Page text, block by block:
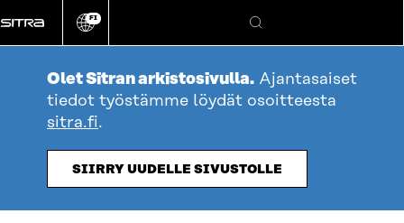
suoraan
sisältöön
Vaihda
kieli
FI
Hae
Olet Sitran arkistosivulla. Ajantasaiset
tiedot työstämme löydät osoitteesta
sitra.fi.
SIIRRY UUDELLE SIVUSTOLLE